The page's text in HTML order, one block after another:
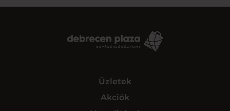
Üzletek
Akciók